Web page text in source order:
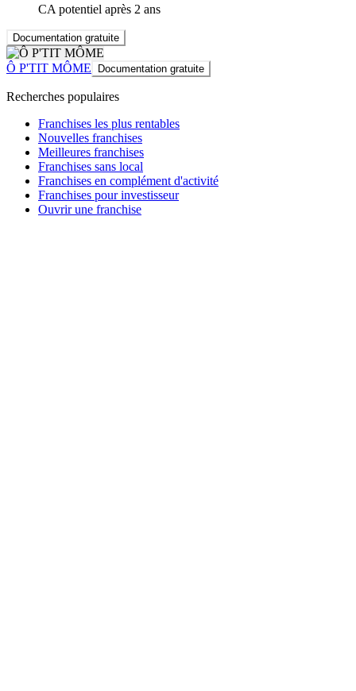
CA potentiel après 2 ans
Documentation gratuite
Ô P'TIT MÔME Documentation gratuite
Recherches populaires
Franchises les plus rentables
Nouvelles franchises
Meilleures franchises
Franchises sans local
Franchises en complément d'activité
Franchises pour investisseur
Ouvrir une franchise